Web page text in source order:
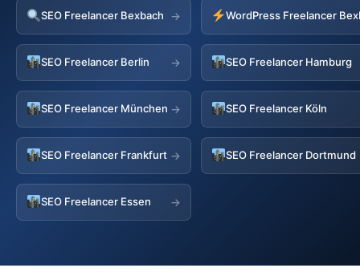
SEO Freelancer Bexbach → WordPress Freelancer
SEO Freelancer Berlin → SEO Freelancer Hamburg
SEO Freelancer München → SEO Freelancer Köln
SEO Freelancer Frankfurt → SEO Freelancer Dortmund
SEO Freelancer Essen →